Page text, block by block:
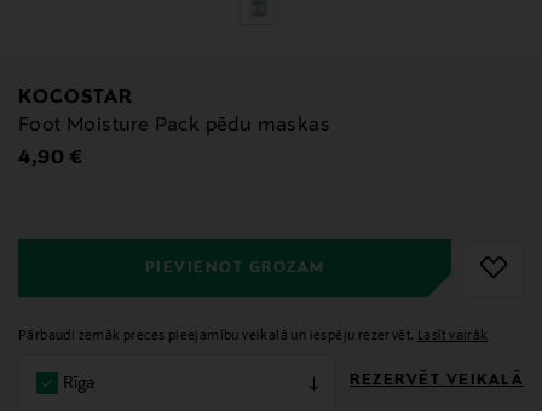
KOCOSTAR
Foot Moisture Pack pēdu maskas
Original Price
4,90 €
PIEVIENOT GROZAM
Pārbaudi zemāk preces pieejamību veikalā un iespēju rezervēt. Lasīt vairāk
Rīga REZERVĒT VEIKALĀ